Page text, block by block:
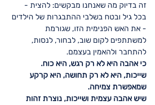
זה בדיוק מה שאנחנו מבקשים: להצית -
בכל גיל ובטח בשלבי ההתבגרות של הילדים
- את האש הפנימית הזו, שגורמת
למשתתפים לקום שוב, לבחור, לנסות,
להתחבר ולהאמין בעצמם.
כי אהבה היא לא רק רגש, היא כוח.
שייכות, היא לא רק תחושה, היא קרקע
שמאפשרת צמיחה.
שיש אהבה עצמית ושייכות, נוצרת זהות